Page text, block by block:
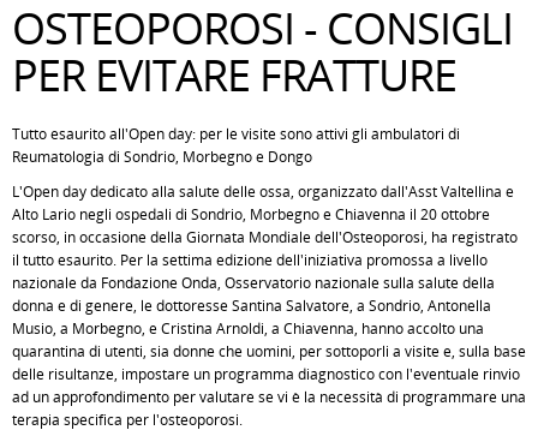
OSTEOPOROSI - CONSIGLI
PER EVITARE FRATTURE
Tutto esaurito all'Open day: per le visite sono attivi gli ambulatori di
Reumatologia di Sondrio, Morbegno e Dongo
L'Open day dedicato alla salute delle ossa, organizzato dall'Asst Valtellina e
Alto Lario negli ospedali di Sondrio, Morbegno e Chiavenna il 20 ottobre
scorso, in occasione della Giornata Mondiale dell'Osteoporosi, ha registrato
il tutto esaurito. Per la settima edizione dell'iniziativa promossa a livello
nazionale da Fondazione Onda, Osservatorio nazionale sulla salute della
donna e di genere, le dottoresse Santina Salvatore, a Sondrio, Antonella
Musio, a Morbegno, e Cristina Arnoldi, a Chiavenna, hanno accolto una
quarantina di utenti, sia donne che uomini, per sottoporli a visite e, sulla base
delle risultanze, impostare un programma diagnostico con l'eventuale rinvio
ad un approfondimento per valutare se vi è la necessità di programmare una
terapia specifica per l'osteoporosi.